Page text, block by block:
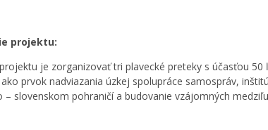
projektu:
je zorganizovať tri plavecké preteky s účasťou
prvok nadviazania úzkej spolupráce samospráv,
– slovenskom pohraničí a budovanie vzájomných